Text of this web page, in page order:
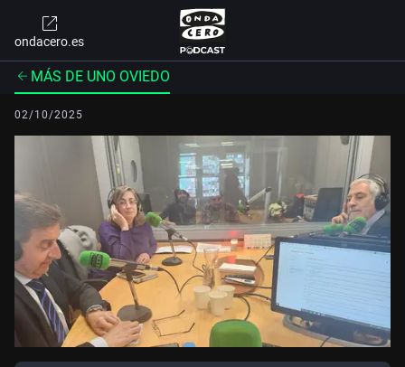
ondacero.es
MÁS DE UNO OVIEDO
02/10/2025